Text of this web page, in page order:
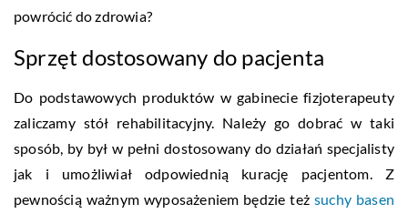
powrócić do zdrowia?
Sprzęt dostosowany do pacjenta
Do podstawowych produktów w gabinecie fizjoterapeuty
zaliczamy stół rehabilitacyjny. Należy go dobrać w taki
sposób, by był w pełni dostosowany do działań specjalisty
jak i umożliwiał odpowiednią kurację pacjentom. Z
pewnością ważnym wyposażeniem będzie teżsuchy basen